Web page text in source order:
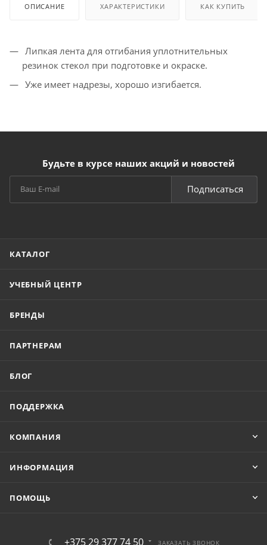
ОПИСАНИЕ ХАРАКТЕРИСТИКИ КАК КУПИТЬ
Липкая лента для отгибания уплотнительных
резинок стекол при подготовке и окраске.
Уже имеет надрезы, хорошо изгибается.
Будьте в курсе наших акций и новостей
Подписаться
КАТАЛОГ
УЧЕБНЫЙ ЦЕНТР
БРЕНДЫ
ПАРТНЕРАМ
БЛОГ
ПОДДЕРЖКА
КОМПАНИЯ
ИНФОРМАЦИЯ
ПОМОЩЬ
+375 29 377 74 50 ЗАКАЗАТЬ ЗВОНОК